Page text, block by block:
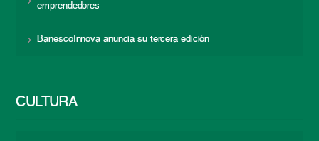
emprendedores
BanescoInnova anuncia su tercera edición
CULTURA